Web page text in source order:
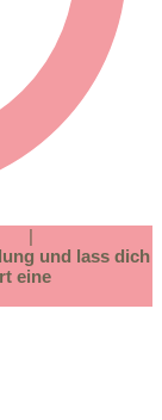
und lass dich
eine